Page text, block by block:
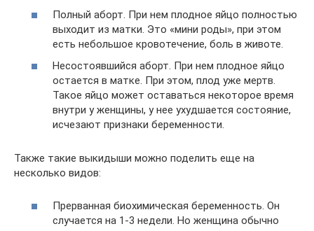
Полный аборт. При нем плодное яйцо полностью
выходит из матки. Это «мини роды», при этом
есть небольшое кровотечение, боль в животе.
Несостоявшийся аборт. При нем плодное яйцо
остается в матке. При этом, плод уже мертв.
Такое яйцо может оставаться некоторое время
внутри у женщины, у нее ухудшается состояние,
исчезают признаки беременности.
Также такие выкидыши можно поделить еще на
несколько видов:
Прерванная биохимическая беременность. Он
случается на 1-3 недели. Но женщина обычно